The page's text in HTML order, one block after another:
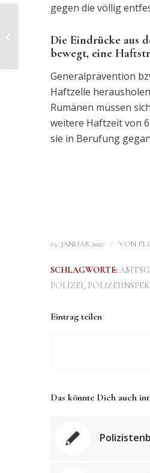
gegen die völlig
Die Eindrücke aus
bewegt, eine
Generalprävention
Haftzelle
Rumänen müssen
weitere Haftzeit von
sie in Berufung
25. JANUAR 2022 / VON
SCHLAGWORTE:
POLIZEI,
Eintrag teilen
Das könnte Dich auch
Strafverteidiger